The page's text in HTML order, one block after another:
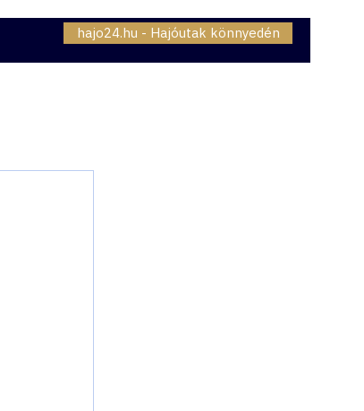
hajo24.hu - Hajóutak könnyedén